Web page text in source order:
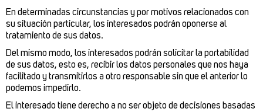
En determinadas circunstancias y por motivos relacionados con
su situación particular, los interesados podrán oponerse al
tratamiento de sus datos.
Del mismo modo, los interesados podrán solicitar la portabilidad
de sus datos, esto es, recibir los datos personales que nos haya
facilitado y transmitirlos a otro responsable sin que el anterior lo
podemos impedirlo.
El interesado tiene derecho a no ser objeto de decisiones basadas